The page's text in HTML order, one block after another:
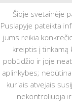
Šioje svetainėje
Puslapyje pateikta
jums reikia
kreiptis į tinkamą
pobūdžio ir joje
aplinkybes;
kuriais atvejais
nekontroliuoja